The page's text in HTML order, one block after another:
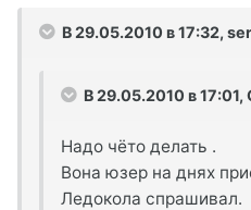
В 29.05.2010 в 17:32,
В 29.05.2010 в
Надо чёто делать .
Вона юзер на днях
Ледокола спрашивал.